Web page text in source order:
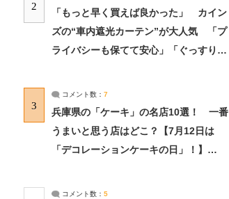
2
「もっと早く買えば良かった」 カイン
ズの“車内遮光カーテン”が大人気 「プ
ライバシーも保てて安心」「ぐっすり眠
3
コメント数： 7
兵庫県の「ケーキ」の名店10選！ 一番
うまいと思う店はどこ？【7月12日は
「デコレーションケーキの日」！】
コメント数： 5